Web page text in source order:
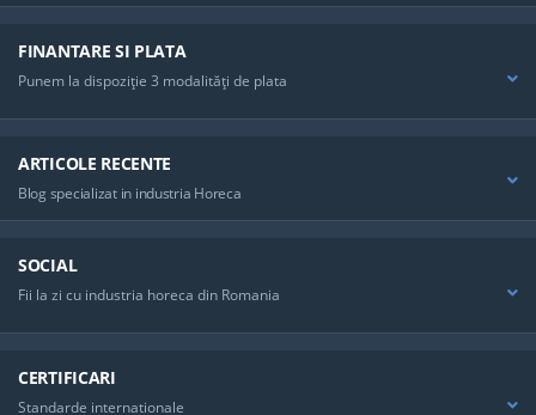
FINANTARE SI PLATA
Punem la dispoziţie 3 modalităţi de plata
ARTICOLE RECENTE
Blog specializat in industria Horeca
SOCIAL
Fii la zi cu industria horeca din Romania
CERTIFICARI
Standarde internationale